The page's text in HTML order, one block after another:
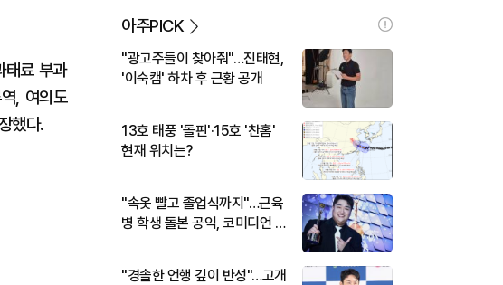
태료 부과
, 여의도
했다.
아주PICK
"광고주들이 찾아줘"…진태현,
'이숙캠' 하차 후 근황 공개
13호 태풍 '돌핀'·15호 '찬홈'
현재 위치는?
"속옷 빨고 졸업식까지"…근육
병 학생 돌본 공익, 코미디언 김
"경솔한 언행 깊이 반성"…고개